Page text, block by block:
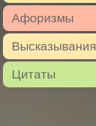
Афоризмы
Высказывания
Цитаты